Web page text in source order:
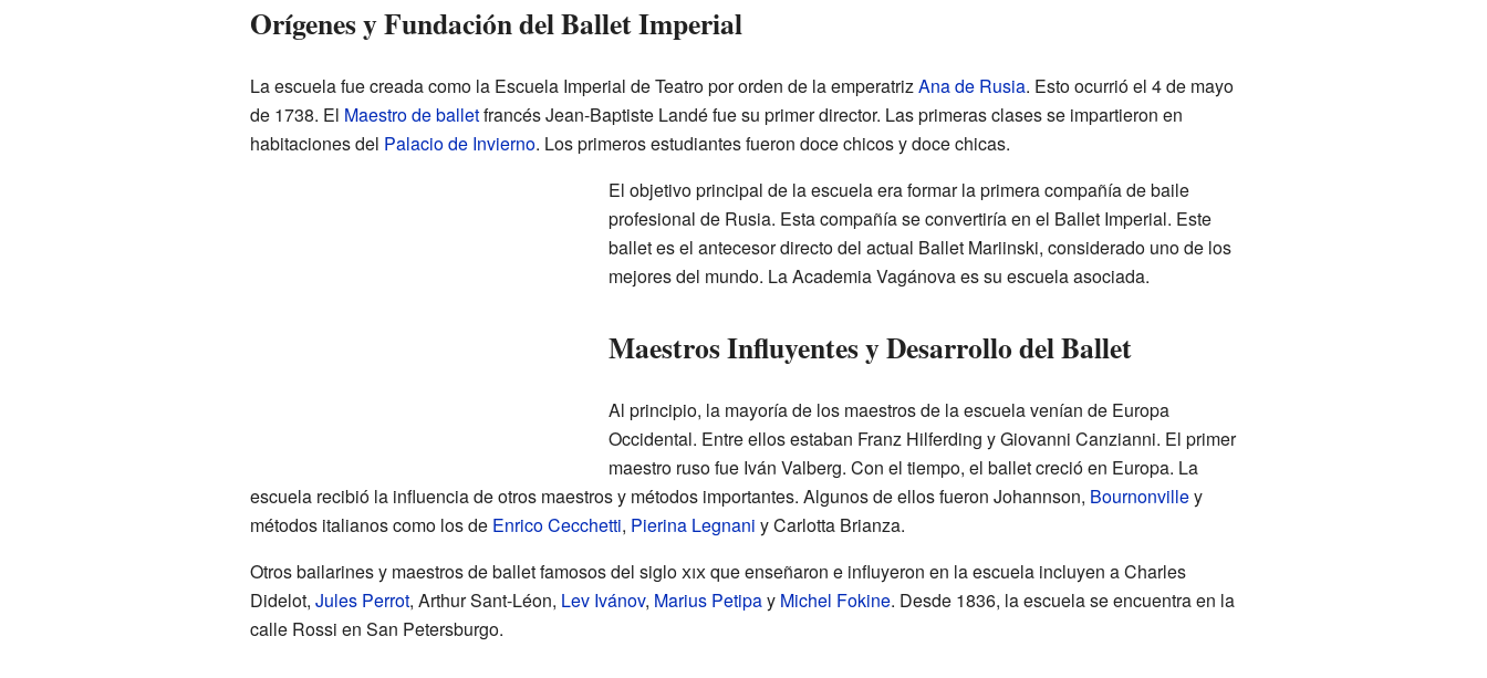
Orígenes y Fundación del Ballet Imperial
La escuela fue creada como la Escuela Imperial de Teatro por orden de la emperatrizAna de Rusia. Esto ocurrió el 4 de mayo
de 1738. El Maestro de balletfrancés Jean-Baptiste Landé fue su primer director. Las primeras clases se impartieron en
habitaciones del Palacio de Invierno. Los primeros estudiantes fueron doce chicos y doce chicas.
El objetivo principal de la escuela era formar la primera compañía de baile
profesional de Rusia. Esta compañía se convertiría en el Ballet Imperial. Este
ballet es el antecesor directo del actual Ballet Mariinski, considerado uno de los
mejores del mundo. La Academia Vagánova es su escuela asociada.
Maestros Influyentes y Desarrollo del Ballet
Al principio, la mayoría de los maestros de la escuela venían de Europa
Occidental. Entre ellos estaban Franz Hilferding y Giovanni Canzianni. El primer
maestro ruso fue Iván Valberg. Con el tiempo, el ballet creció en Europa. La
escuela recibió la influencia de otros maestros y métodos importantes. Algunos de ellos fueron Johannson, Bournonvilley
métodos italianos como los de Enrico Cecchetti, Pierina Legnani y Carlotta Brianza.
Otros bailarines y maestros de ballet famosos del sigloxixque enseñaron e influyeron en la escuela incluyen a Charles
Didelot, Jules Perrot, Arthur Sant-Léon, Lev Ivánov, Marius Petipay Michel Fokine. Desde 1836, la escuela se encuentra en la
calle Rossi en San Petersburgo.